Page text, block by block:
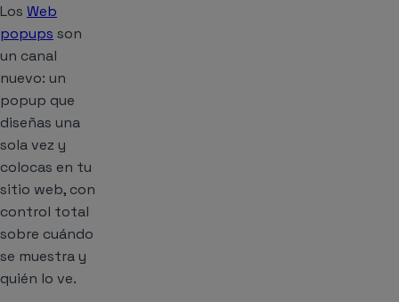
Los Web
popups son
un canal
nuevo: un
popup que
diseñas una
sola vez y
colocas en tu
sitio web, con
control total
sobre cuándo
se muestra y
quién lo ve.